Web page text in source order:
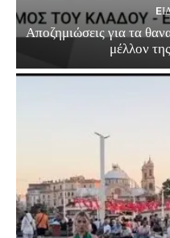
Αποζημιώσεις για τα
μέλλον